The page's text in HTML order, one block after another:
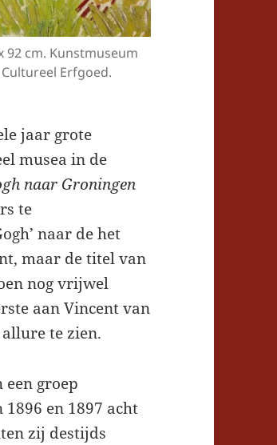
92 cm. Kunstmuseum
Erfgoed.
jaar grote
musea in de
naar Groningen
te
naar de het
maar de titel van
nog vrijwel
aan Vincent van
te zien.
groep
en 1897 acht
zij destijds